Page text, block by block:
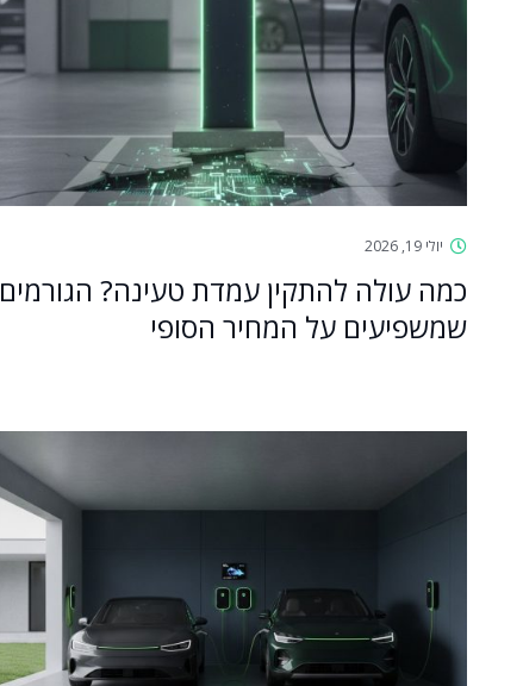
יולי 19, 2026
כמה עולה להתקין עמדת טעינה? הגורמים
שמשפיעים על המחיר הסופי